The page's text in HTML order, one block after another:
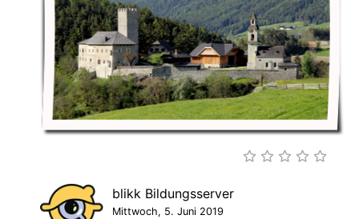
blikk Bildungsserver
Mittwoch, 5. Juni 2019